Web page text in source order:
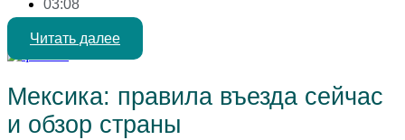
изменением предпочтений туристов. Путешественники
все чаще выбирают отели с расширенным пакетом услуг,
стремясь к максимальному комфорту и предсказуемости
[…]
03:08
Читать далее
Мексика: правила въезда сейчас
и обзор страны